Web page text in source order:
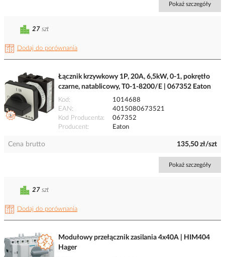
Pokaż szczegóły
Dodaj do porównania
27 szt
Łącznik krzywkowy 1P, 20A, 6,5kW, 0-1, pokrętło
czarne, natablicowy, T0-1-8200/E | 067352 Eaton
Kod
1014688
EAN
4015080673521
Kod Producenta
067352
Producent
Eaton
Cena brutto 135,50 zł/szt
Pokaż szczegóły
Dodaj do porównania
27 szt
Modułowy przełącznik zasilania 4x40A | HIM404
Hager